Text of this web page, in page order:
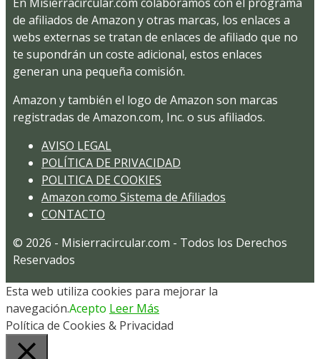
de afiliados de Amazon y otras marcas, los enlaces a
webs externas se tratan de enlaces de afiliado que no
te supondrán un coste adicional, estos enlaces
generan una pequeña comisión.
Amazon y también el logo de Amazon son marcas
registradas de Amazon.com, Inc. o sus afiliados.
AVISO LEGAL
POLÍTICA DE PRIVACIDAD
POLITICA DE COOKIES
Amazon como Sistema de Afiliados
CONTACTO
© 2026 - Misierracircular.com - Todos los Derechos
Reservados
Esta web utiliza cookies para mejorar la
navegación.Acepto Leer Más
Política de Cookies & Privacidad